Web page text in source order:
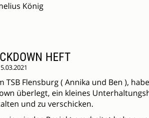
König
HEFT
TSB Flensburg ( Annika und Ben ),
überlegt, ein kleines
und zu verschicken.